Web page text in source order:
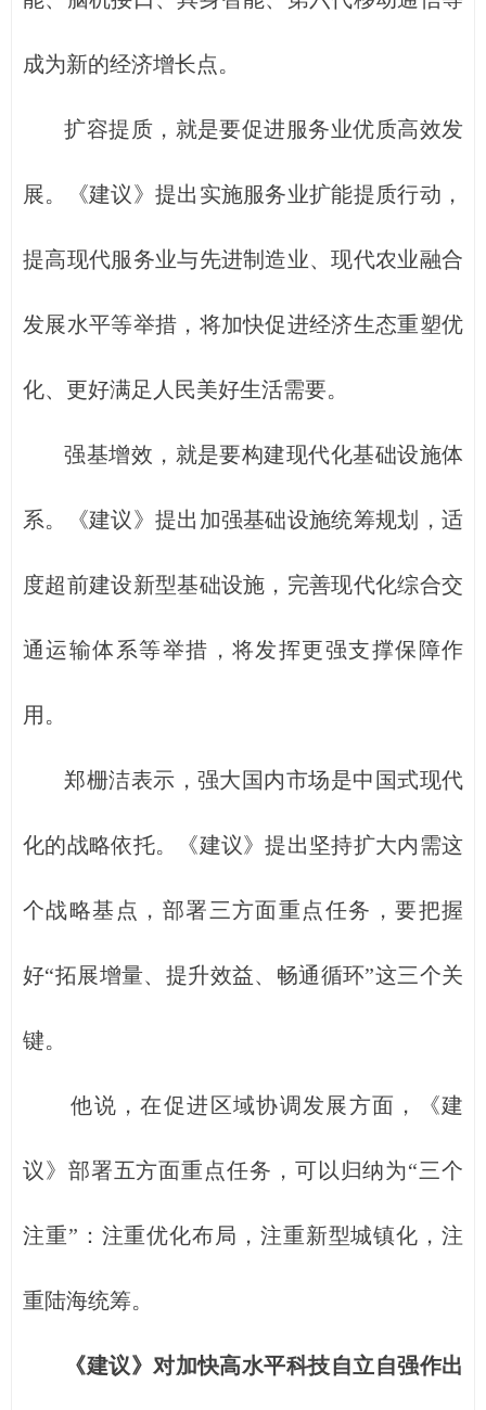
成为新的经济增长点。
扩容提质，就是要促进服务业优质高效发
展。《建议》提出实施服务业扩能提质行动，
提高现代服务业与先进制造业、现代农业融合
发展水平等举措，将加快促进经济生态重塑优
化、更好满足人民美好生活需要。
强基增效，就是要构建现代化基础设施体
系。《建议》提出加强基础设施统筹规划，适
度超前建设新型基础设施，完善现代化综合交
通运输体系等举措，将发挥更强支撑保障作
用。
郑栅洁表示，强大国内市场是中国式现代
化的战略依托。《建议》提出坚持扩大内需这
个战略基点，部署三方面重点任务，要把握
好“拓展增量、提升效益、畅通循环”这三个关
键。
他说，在促进区域协调发展方面，《建
议》部署五方面重点任务，可以归纳为“三个
注重”：注重优化布局，注重新型城镇化，注
重陆海统筹。
《建议》对加快高水平科技自立自强作出